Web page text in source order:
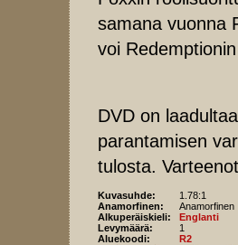
samana vuonna
voi
DVD on
parantamisen
tulosta.
Kuvasuhde:
1.78:1
Anamorfinen:
Anamorfinen
Alkuperäiskieli:
Englanti
Levymäärä:
1
Aluekoodi:
R2